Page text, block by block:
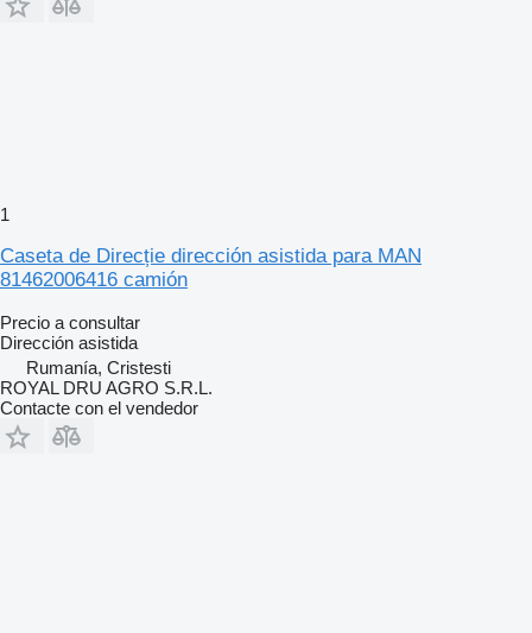
1
Caseta de Direcție dirección asistida para MAN
81462006416 camión
Precio a consultar
Dirección asistida
Rumanía, Cristesti
ROYAL DRU AGRO S.R.L.
Contacte con el vendedor